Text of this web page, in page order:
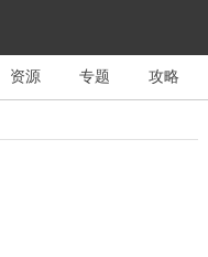
资源 专题 攻略